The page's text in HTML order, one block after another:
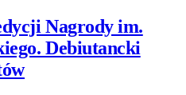
Nagrody im.
Debiutancki